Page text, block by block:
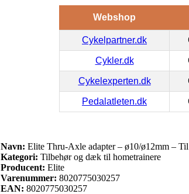
Webshop
Cykelpartner.dk
Cykler.dk
Cykelexperten.dk
Pedalatleten.dk
Navn: Elite Thru-Axle adapter – ø10/ø12mm –
Kategori: Tilbehør og dæk til hometrainere
Producent: Elite
Varenummer: 8020775030257
EAN: 8020775030257